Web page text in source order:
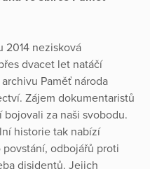
2014 nezisková
dvacet let natáčí
Paměť národa
Zájem dokumentaristů
za naši svobodu.
historie tak nabízí
odbojářů proti
disidentů. Jejich